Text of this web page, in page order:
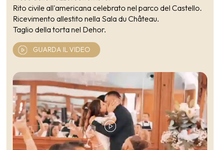
Rito civile all'americana celebrato nel parco del Castello.
Ricevimento allestito nella Sala du Château.
Taglio della torta nel Dehor.
GUARDA IL VIDEO